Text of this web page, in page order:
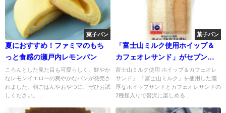
菓子パン
夏におすすめ！ファミマのもち
っと食感の瀬戸内レモンパン
ころんとした見た目も可愛らしく、鮮やか
なレモンイエローの爽やかなパンが発売さ
れました。朝ごはんやおやつに、ぜひお試
しください。...
菓子パン
「富士山ミルク使用ホイップ＆
カフェオレサンド」がセブンか
ら新発売
富士山ミルク使用 ホイップ＆カフェオレ
サンド」 「富士山ミルク」を使用した濃
厚なホイップサンドとカフェオレサンドの
2種類入りで贅沢に楽しめる...